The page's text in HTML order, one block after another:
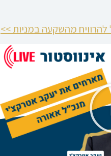
מהשקעה במניות >>
נגן
וידאו